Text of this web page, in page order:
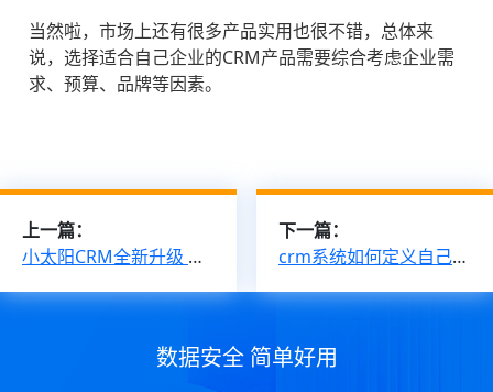
当然啦，市场上还有很多产品实用也很不错，总体来
说，选择适合自己企业的CRM产品需要综合考虑企业需
求、预算、品牌等因素。
上一篇：
小太阳CRM全新升级 更灵活的自定义表单设置！
下一篇：
crm系统如何定义自己所需要的字段内容？
数据安全 简单好用